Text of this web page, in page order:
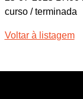
curso / terminada
Voltar à listagem